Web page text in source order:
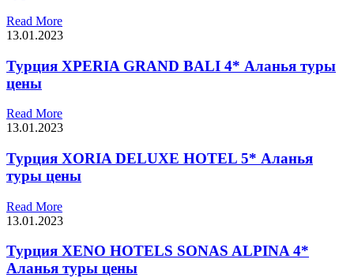
Read More
13.01.2023
Турция XPERIA GRAND BALI 4* Аланья туры
цены
Read More
13.01.2023
Турция XORIA DELUXE HOTEL 5* Аланья
туры цены
Read More
13.01.2023
Турция XENO HOTELS SONAS ALPINA 4*
Аланья туры цены